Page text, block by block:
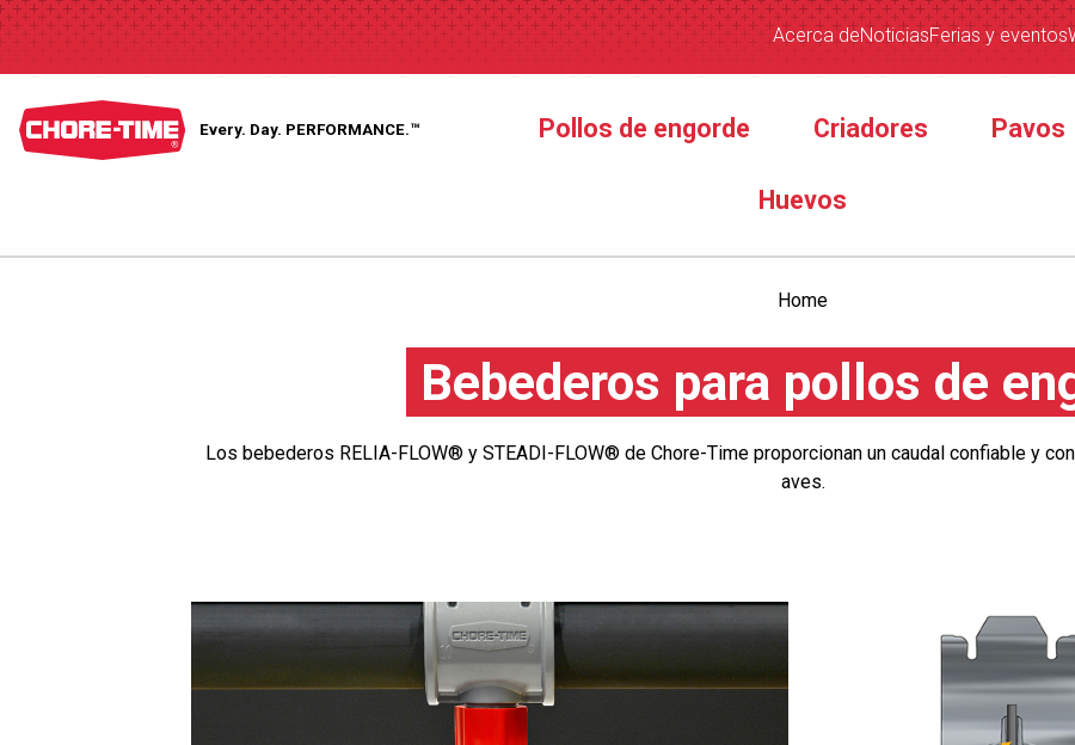
Acerca deNoticiasFerias y eventos
Every. Day. PERFORMANCE.™ Pollos de engorde Criadores Pavos
Huevos
Home
Bebederos para pollos de
Los bebederos RELIA-FLOW® y STEADI-FLOW® de Chore-Time proporcionan un caudal confiable y
aves.